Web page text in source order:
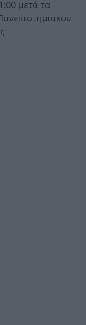
μετά τα